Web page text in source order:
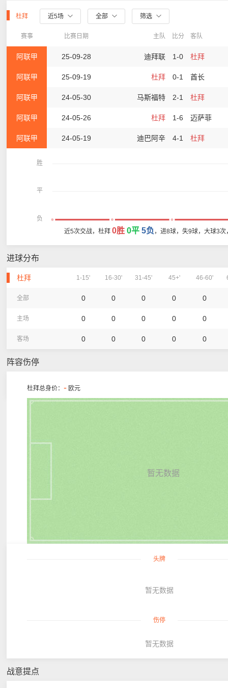
杜拜 近5场 全部 筛选
赛事 比赛日期 主队 比分 客队
阿联甲 25-09-28 迪拜联 1-0 杜拜
阿联甲 25-09-19 杜拜 0-1 酋长
阿联甲 24-05-30 马斯福特 2-1 杜拜
阿联甲 24-05-26 杜拜 1-6 迈萨菲
阿联甲 24-05-19 迪巴阿辛 4-1 杜拜
胜
平
负
近5次交战，杜拜 0胜 0平 5负 ，进8球，失9球，大球3次
进球分布
杜拜 1-15' 16-30' 31-45' 45+' 46-60'
全部 0 0 0 0 0
主场 0 0 0 0 0
客场 0 0 0 0 0
阵容伤停
杜拜总身价： - 欧元
暂无数据
头牌
暂无数据
伤停
暂无数据
战意提点